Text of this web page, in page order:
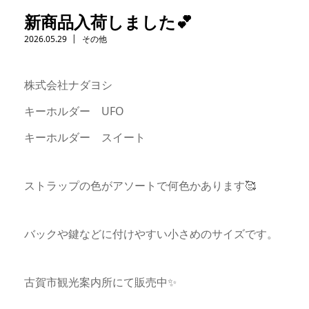
新商品入荷しました💕
2026.05.29 その他
株式会社ナダヨシ
キーホルダー UFO
キーホルダー スイート
ストラップの色がアソートで何色かあります🥰
バックや鍵などに付けやすい小さめのサイズです。
古賀市観光案内所にて販売中✨